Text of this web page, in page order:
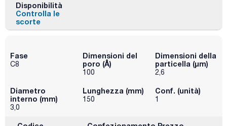
Disponibilità
Controlla le
scorte
Fase
C8
Dimensioni del
poro (Å)
100
Dimensioni della
particella (μm)
2,6
Diametro
interno (mm)
3,0
Lunghezza (mm)
150
Conf. (unità)
1